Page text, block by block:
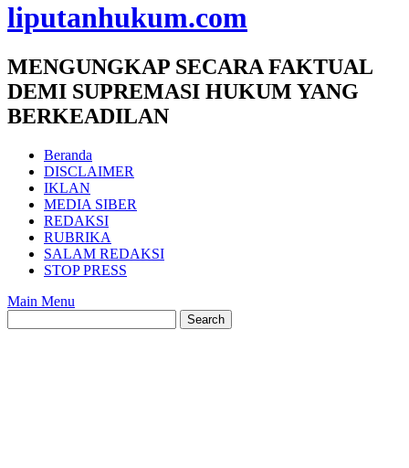
liputanhukum.com
MENGUNGKAP SECARA FAKTUAL
DEMI SUPREMASI HUKUM YANG
BERKEADILAN
Beranda
DISCLAIMER
IKLAN
MEDIA SIBER
REDAKSI
RUBRIKA
SALAM REDAKSI
STOP PRESS
Main Menu